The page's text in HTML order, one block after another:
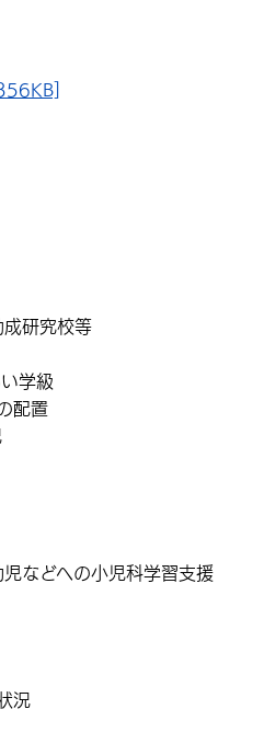
成研究校等
学級
配置
などへの小児科学習支援
況